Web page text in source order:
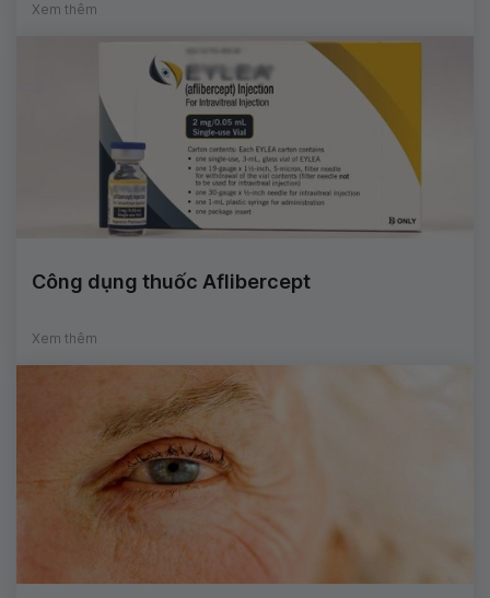
Xem thêm
Công dụng thuốc Aflibercept
Xem thêm